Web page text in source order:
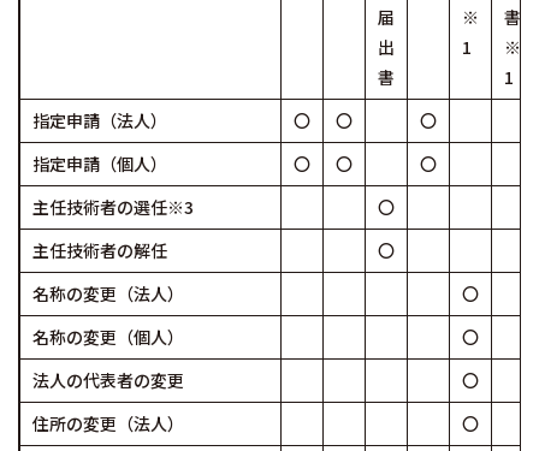
届
出
書
※
1
書
※
1
指定申請（法人）
〇 〇
〇
指定申請（個人）
〇 〇
〇
主任技術者の選任※3
〇
主任技術者の解任
〇
名称の変更（法人）
〇
名称の変更（個人）
〇
法人の代表者の変更
〇
住所の変更（法人）
〇